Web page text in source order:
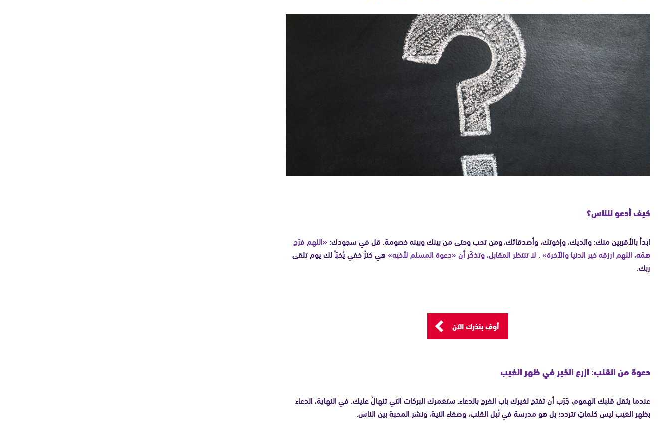
كيف أدعو للناس؟
ابدأ بالأقربين منك: والديك، وإخوتك، وأصدقائك، ومن تحب وحتى من بينك وبينه خصومة. قل في سجودك: «اللهم فرّج
همّه، اللهم ارزقه خير الدنيا والآخرة». لا تنتظر المقابل، وتذكّر أن «دعوة المسلم لأخيه»هي كنزٌ خفي يُخبَّأ لك يوم تلقى
ربك.
أوفِ بنذرك الآن
دعوة من القلب: ازرع الخير في ظهر الغيب
عندما يثقل قلبك الهموم، جَرّب أن تفتح لغيرك باب الفرج بالدعاء. ستغمرك البركات التي تنهالُ عليك. في النهاية، الدعاء
بظهر الغيب ليس كلماتٍ تتردد؛ بل هو مدرسة في نُبل القلب، وصفاء النية، ونشر المحبة بين الناس.